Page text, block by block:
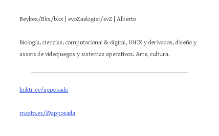
Beykex/Bkx/bkx | evoZaelogist/evZ | Alberto
Biología, ciencias, computacional & digital, UNIX y derivados, diseño y
assets de videojuegos y sistemas operativos. Arte, cultura.
linktr.ee/apposada
masto.es/@apposada